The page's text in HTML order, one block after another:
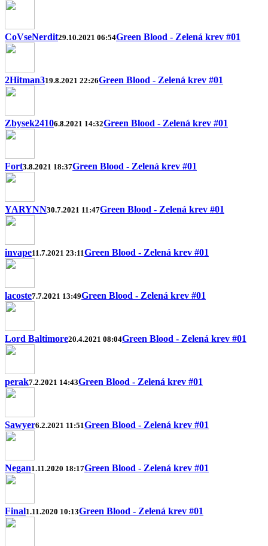
CoVseNerdit29.10.2021 06:54Green Blood - Zelená krev #01
2Hitman319.8.2021 22:26Green Blood - Zelená krev #01
Zbysek24106.8.2021 14:32Green Blood - Zelená krev #01
Fort3.8.2021 18:37Green Blood - Zelená krev #01
YARYNN30.7.2021 11:47Green Blood - Zelená krev #01
invape11.7.2021 23:11Green Blood - Zelená krev #01
lacoste7.7.2021 13:49Green Blood - Zelená krev #01
Lord Baltimore20.4.2021 08:04Green Blood - Zelená krev #01
perak7.2.2021 14:43Green Blood - Zelená krev #01
Sawyer6.2.2021 11:51Green Blood - Zelená krev #01
Negan1.11.2020 18:17Green Blood - Zelená krev #01
Final1.11.2020 10:13Green Blood - Zelená krev #01